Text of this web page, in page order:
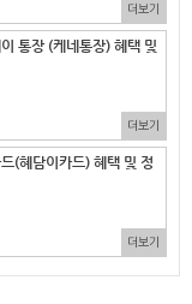
더보기
통장 (케네통장) 혜택 및
더보기
(혜담이카드) 혜택 및 정
더보기